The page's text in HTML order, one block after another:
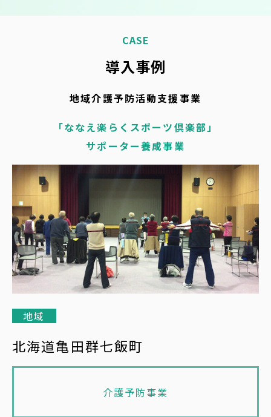
CASE
導入事例
地域介護予防活動支援事業
「ななえ楽らくスポーツ倶楽部」
サポーター養成事業
地域
北海道亀田群七飯町
介護予防事業